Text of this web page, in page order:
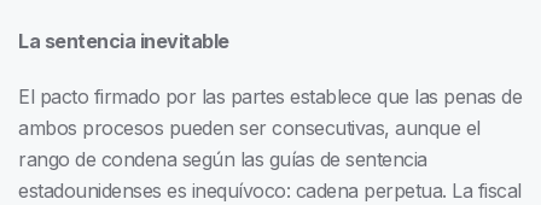
La sentencia inevitable
El pacto firmado por las partes establece que las penas de
ambos procesos pueden ser consecutivas, aunque el
rango de condena según las guías de sentencia
estadounidenses es inequívoco: cadena perpetua. La fiscal